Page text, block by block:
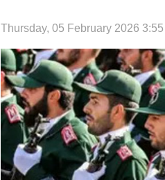
Thursday, 05 February 2026